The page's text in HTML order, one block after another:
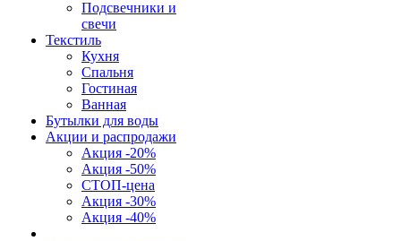
Подсвечники и
свечи
Текстиль
Кухня
Спальня
Гостиная
Ванная
Бутылки для воды
Акции и распродажи
Акция -20%
Акция -50%
СТОП-цена
Акция -30%
Акция -40%